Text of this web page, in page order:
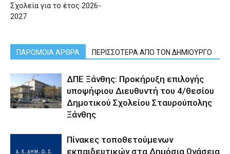
Σχολεία για το έτος 2026-
2027
ΠΑΡΟΜΟΙΑ ΑΡΘΡΑ ΠΕΡΙΣΣΟΤΕΡΑ ΑΠΟ ΤΟΝ ΔΗΜΙΟΥΡΓΟ
ΔΠΕ Ξάνθης: Προκήρυξη επιλογής
υποψήφιου Διευθυντή του 4/θεσίου
Δημοτικού Σχολείου Σταυρούπολης
Ξάνθης
Πίνακες τοποθετούμενων
εκπαιδευτικών στα Δημόσια Ωνάσεια